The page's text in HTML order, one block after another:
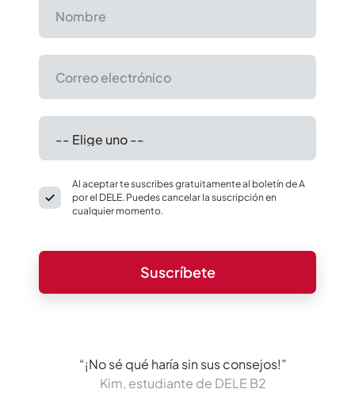
Al aceptar te suscribes gratuitamente al boletín de A
por el DELE. Puedes cancelar la suscripción en
cualquier momento.
“¡No sé qué haría sin sus consejos!”
Kim, estudiante de DELE B2